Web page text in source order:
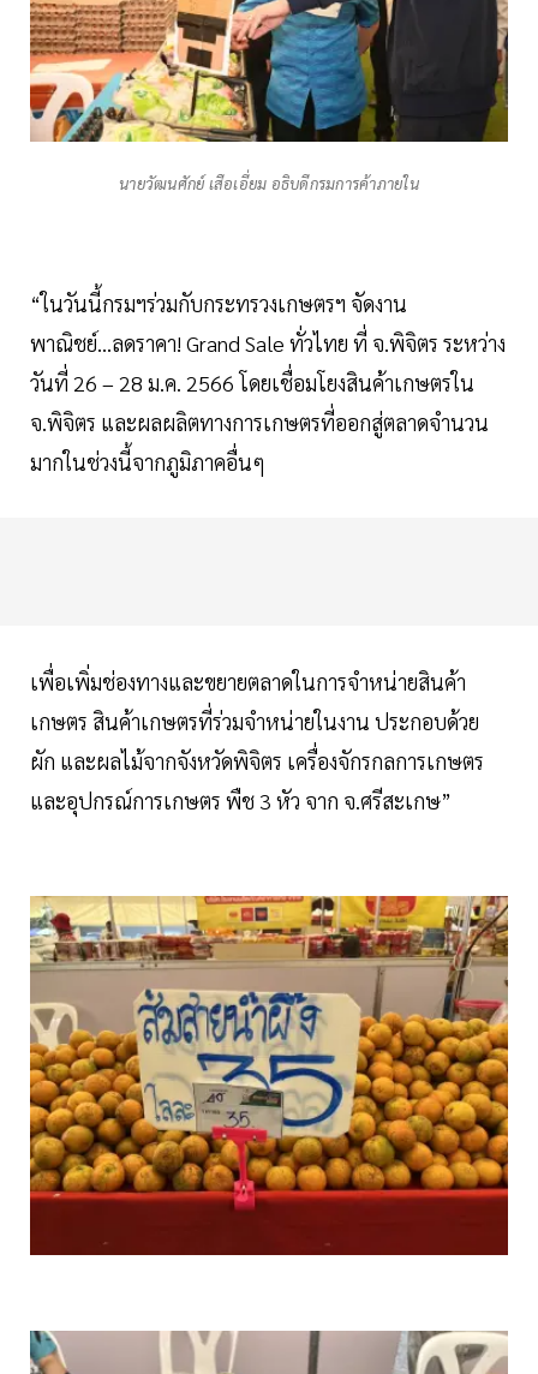
นายวัฒนศักย์ เสือเอี่ยม อธิบดีกรมการค้าภายใน
​“ในวันนี้กรมฯร่วมกับกระทรวงเกษตรฯ จัดงาน
พาณิชย์...ลดราคา! Grand Sale ทั่วไทย ที่ จ.พิจิตร ระหว่าง
วันที่ 26 – 28 ม.ค. 2566 โดยเชื่อมโยงสินค้าเกษตรใน
จ.พิจิตร และผลผลิตทางการเกษตรที่ออกสู่ตลาดจำนวน
มากในช่วงนี้จากภูมิภาคอื่นๆ
เพื่อเพิ่มช่องทางและขยายตลาดในการจำหน่ายสินค้า
เกษตร สินค้าเกษตรที่ร่วมจำหน่ายในงาน ประกอบด้วย
ผัก และผลไม้จากจังหวัดพิจิตร เครื่องจักรกลการเกษตร
และอุปกรณ์การเกษตร พืช 3 หัว จาก จ.ศรีสะเกษ”